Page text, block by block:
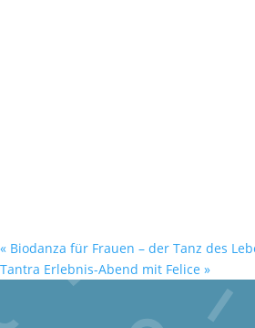
« Biodanza für Frauen – der Tanz des
Tantra Erlebnis-Abend mit Felice »